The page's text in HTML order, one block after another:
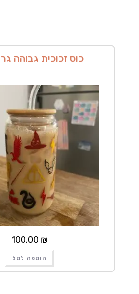
כוס זכוכית גבוהה
100.00 ₪
הוספה לסל